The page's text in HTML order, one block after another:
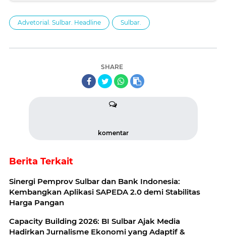
Advetorial. Sulbar. Headline Sulbar.
SHARE
komentar
Berita Terkait
Sinergi Pemprov Sulbar dan Bank Indonesia:
Kembangkan Aplikasi SAPEDA 2.0 demi Stabilitas
Harga Pangan
Capacity Building 2026: BI Sulbar Ajak Media
Hadirkan Jurnalisme Ekonomi yang Adaptif &